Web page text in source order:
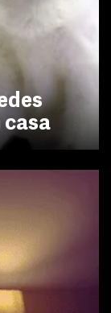
casa